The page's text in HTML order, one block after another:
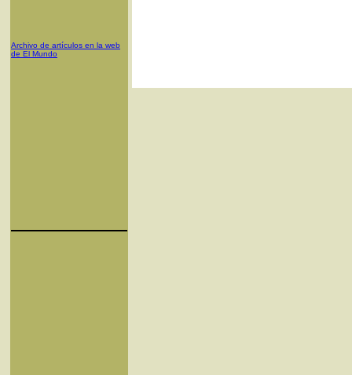
Archivo de artículos en la web
de El Mundo